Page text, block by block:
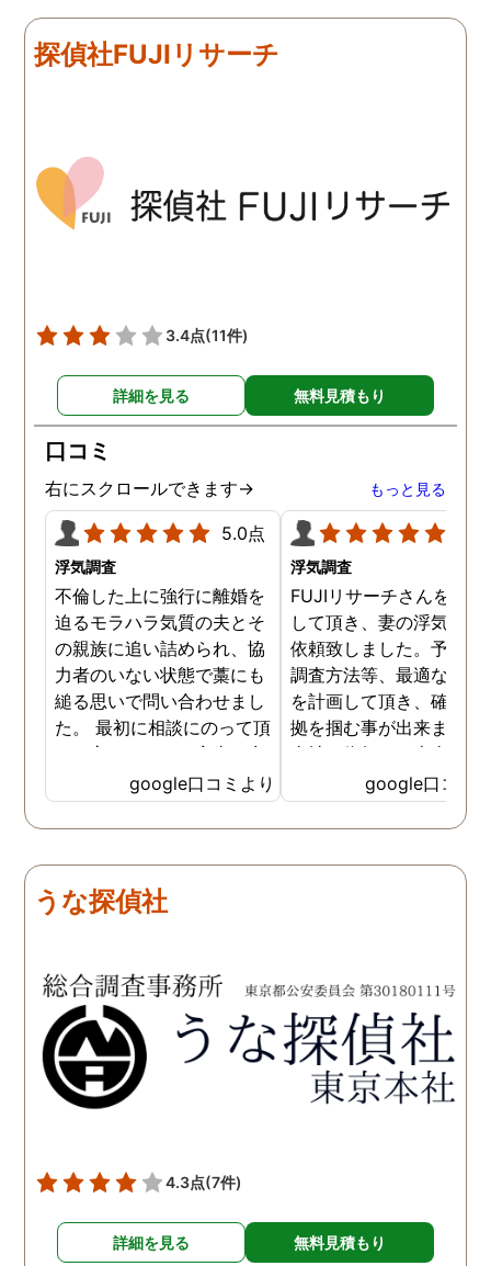
来ていました。 担当の人も
丁寧で報告内容もわかりや
く、むしろ期待以上に細
探偵社FUJIリサーチ
3.4点(11件)
詳細を見る 無料見積もり
口コミ
右にスクロールできます→ もっと見る
5.0点
浮気調査
不倫した上に強行に離婚を
迫るモラハラ気質の夫とそ
の親族に追い詰められ、協
力者のいない状態で藁にも
縋る思いで問い合わせまし
た。 最初に相談にのって頂
いた方も、とても率直に意
見を言っていただき、また
費用面も正直に答えていた
だき、私の望む結果を得る
言えないですが、それでも
少しでも低く抑えるアドバ
た。 調査も私の望む結果を
得るべく、尽力して頂き、
密に連絡をいただきなが
ら、丁寧に対応してくださ
いました。 おかげで、とて
も、不安で日々辛い気持ち
対応して頂いた上に、かな
り迅速に弁護士に関するア
google口コミより
浮気調査
FUJIリサーチさんをご紹
して頂き、妻の浮気調査
依頼致しました。予算か
調査方法等、最適なやり
を計画して頂き、確実な
拠を掴む事が出来ました
当社に依頼して本当に良
ったと実感しております
依頼中にはいろいろな相
も聞いて頂き、救われる
謝しております。 私と
何かありましたらご相談
せて頂きたいと思います
google口コミ
うな探偵社
4.3点(7件)
詳細を見る 無料見積もり